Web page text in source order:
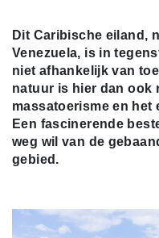
Dit Caribische eiland,
Venezuela, is in
niet afhankelijk van
natuur is hier dan ook
massatoerisme en
Een fascinerende
weg wil van de
gebied.